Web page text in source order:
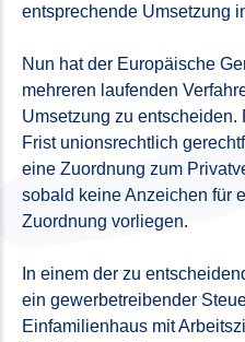
entsprechende Umsetzung
Nun hat der Europäische
mehreren laufenden
Umsetzung zu
Frist unionsrechtlich
eine Zuordnung zum
sobald keine Anzeichen für
Zuordnung vorliegen.
In einem der zu
ein gewerbetreibender
Einfamilienhaus mit